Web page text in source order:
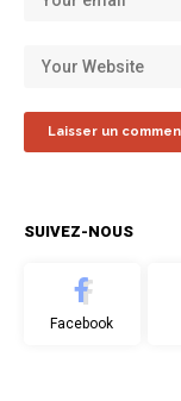
SUIVEZ-NOUS
Facebook